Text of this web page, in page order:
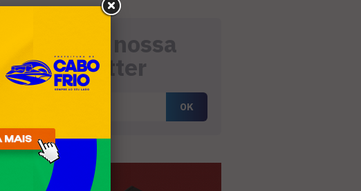
Receba nossa
newsletter